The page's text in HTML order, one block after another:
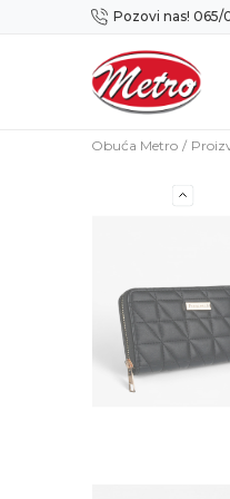
Pozovi nas! 065/
Obuća Metro